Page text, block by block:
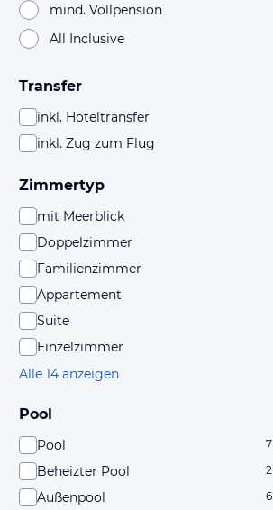
mind. Vollpension
All Inclusive
Transfer
inkl. Hoteltransfer
inkl. Zug zum Flug
Zimmertyp
mit Meerblick
Doppelzimmer
Familienzimmer
Appartement
Suite
Einzelzimmer
Alle 14 anzeigen
Pool
Pool 7
Beheizter Pool 2
Außenpool 6